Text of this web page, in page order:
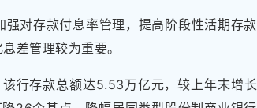
对存款付息率管理，提高阶段性活期存款
差管理较为重要。
行存款总额达5.53万亿元，较上年末增长